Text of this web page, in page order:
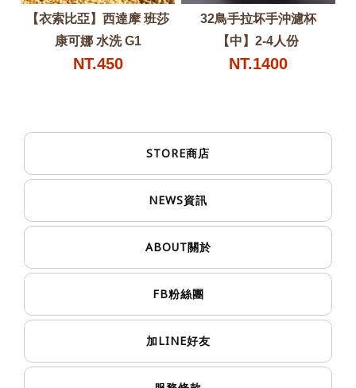
【衣索比亞】西達摩 班莎
康可娜 水洗 G1
NT.450
32鳥手拉坏手沖濾杯
【中】2-4人份
NT.1400
STORE商店
NEWS資訊
ABOUT關於
FB粉絲團
加LINE好友